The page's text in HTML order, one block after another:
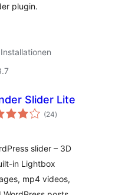
plugin.
Slider Lite
(24Bewertungen
insgesamt
)
slider – 3D
in Lightbox
mp4 videos,